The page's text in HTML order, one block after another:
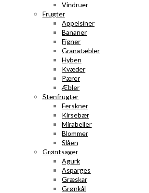
Vindruer
Frugter
Appelsiner
Bananer
Figner
Granatæbler
Hyben
Kvæder
Pærer
Æbler
Stenfrugter
Ferskner
Kirsebær
Mirabeller
Blommer
Slåen
Grøntsager
Agurk
Asparges
Græskar
Grønkål